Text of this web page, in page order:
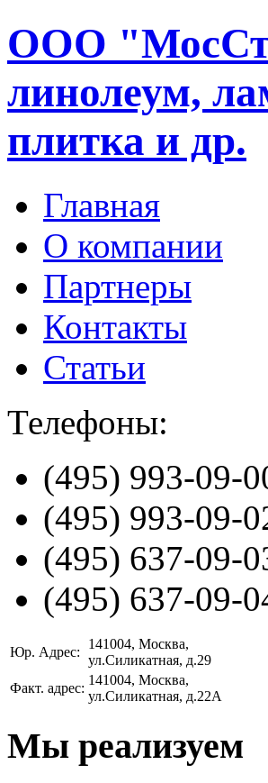
ООО
линолеум,
плитка и др.
Главная
О компании
Партнеры
Контакты
Статьи
Телефоны:
(495) 993-09-
(495) 993-09-
(495) 637-09-
(495) 637-09-
Юр. Адрес:
141004, Москва,
ул.Силикатная, д.29
Факт. адрес:
141004, Москва,
ул.Силикатная, д.22А
Мы реализуем